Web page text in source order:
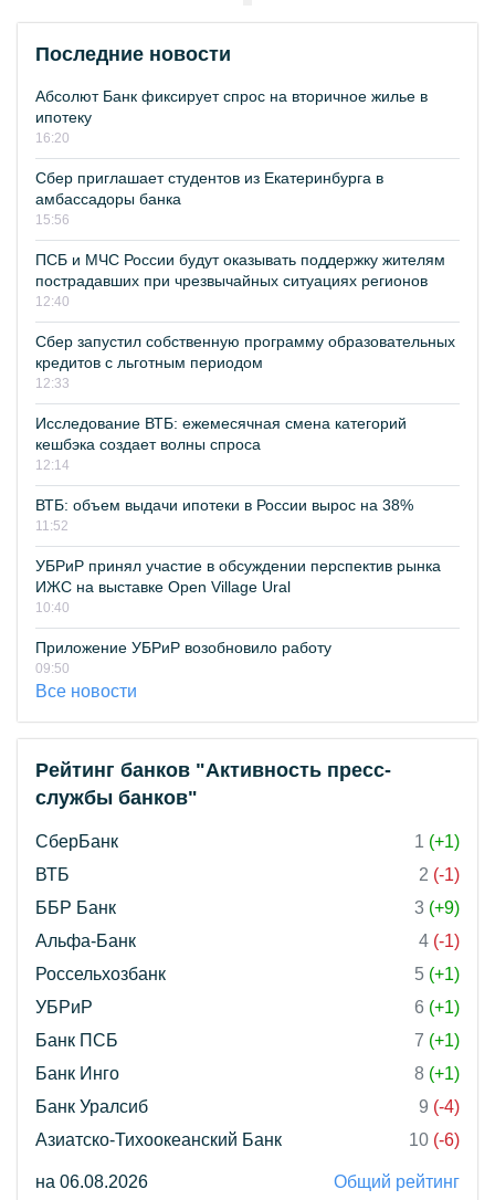
Последние новости
Абсолют Банк фиксирует спрос на вторичное жилье в
ипотеку
16:20
Сбер приглашает студентов из Екатеринбурга в
амбассадоры банка
15:56
ПСБ и МЧС России будут оказывать поддержку жителям
пострадавших при чрезвычайных ситуациях регионов
12:40
Сбер запустил собственную программу образовательных
кредитов с льготным периодом
12:33
Исследование ВТБ: ежемесячная смена категорий
кешбэка создает волны спроса
12:14
ВТБ: объем выдачи ипотеки в России вырос на 38%
11:52
УБРиР принял участие в обсуждении перспектив рынка
ИЖС на выставке Open Village Ural
10:40
Приложение УБРиР возобновило работу
09:50
Все новости
Рейтинг банков "Активность пресс-
службы банков"
СберБанк 1 (+1)
ВТБ
2 (-1)
ББР Банк
3 (+9)
Альфа-Банк
4 (-1)
Россельхозбанк
5 (+1)
УБРиР
6 (+1)
Банк ПСБ
7 (+1)
Банк Инго
8 (+1)
Банк Уралсиб
9 (-4)
Азиатско-Тихоокеанский Банк
10 (-6)
на 06.08.2026 Общий рейтинг